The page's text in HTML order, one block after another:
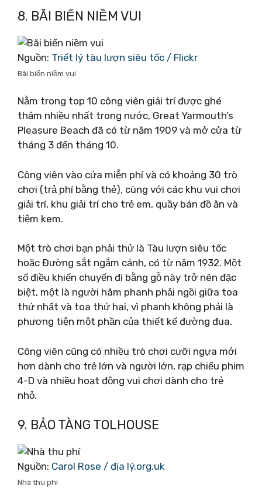
8. BÃI BIỂN NIỀM VUI
Nguồn: Triết lý tàu lượn siêu tốc / Flickr
Bãi biển niềm vui
Nằm trong top 10 công viên giải trí được ghé
thăm nhiều nhất trong nước, Great Yarmouth’s
Pleasure Beach đã có từ năm 1909 và mở cửa từ
tháng 3 đến tháng 10.
Công viên vào cửa miễn phí và có khoảng 30 trò
chơi (trả phí bằng thẻ), cùng với các khu vui chơi
giải trí, khu giải trí cho trẻ em, quầy bán đồ ăn và
tiệm kem.
Một trò chơi bạn phải thử là Tàu lượn siêu tốc
hoặc Đường sắt ngắm cảnh, có từ năm 1932. Một
số điều khiến chuyến đi bằng gỗ này trở nên đặc
biệt, một là người hãm phanh phải ngồi giữa toa
thứ nhất và toa thứ hai, vì phanh không phải là
phương tiện một phần của thiết kế đường đua.
Công viên cũng có nhiều trò chơi cưỡi ngựa mới
hơn dành cho trẻ lớn và người lớn, rạp chiếu phim
4-D và nhiều hoạt động vui chơi dành cho trẻ
nhỏ.
9. BẢO TÀNG TOLHOUSE
Nguồn: Carol Rose / địa lý.org.uk
Nhà thu phí